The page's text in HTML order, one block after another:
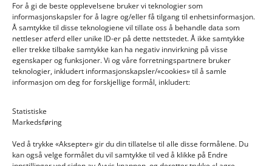
For å gi de beste opplevelsene bruker vi teknologier som
informasjonskapsler for å lagre og/eller få tilgang til enhetsinformasjon.
Å samtykke til disse teknologiene vil tillate oss å behandle data som
nettleser atferd eller unike ID-er på dette nettstedet. Å ikke samtykke
eller trekke tilbake samtykke kan ha negativ innvirkning på visse
egenskaper og funksjoner. Vi og våre forretningspartnere bruker
teknologier, inkludert informasjonskapsler/«cookies» til å samle
informasjon om deg for forskjellige formål, inkludert:
Statistiske
Markedsføring
Ved å trykke «Aksepter» gir du din tillatelse til alle disse formålene. Du
kan også velge formålet du vil samtykke til ved å klikke på Endre